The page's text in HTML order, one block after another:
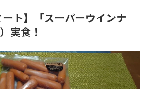
ート】「スーパーウインナ
実食！